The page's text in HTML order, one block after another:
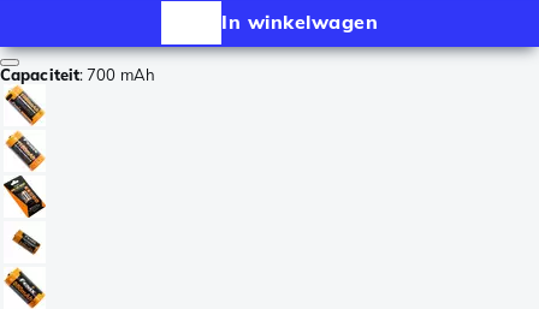
In winkelwagen
Capaciteit:700 mAh